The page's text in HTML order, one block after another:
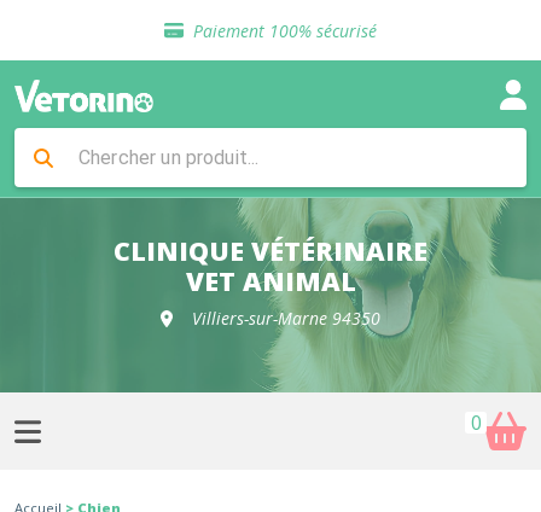
Paiement 100% sécurisé
Livraison gratuite en clinique vétérinaire
Sélection de croquettes vétérinaire
Livraison gratuite en clinique vétérinaire
Retour gratuit en clinique
Sélection de croquettes vétérinaire
CLINIQUE VÉTÉRINAIRE
VET ANIMAL
Villiers-sur-Marne 94350
0
Accueil > Chien